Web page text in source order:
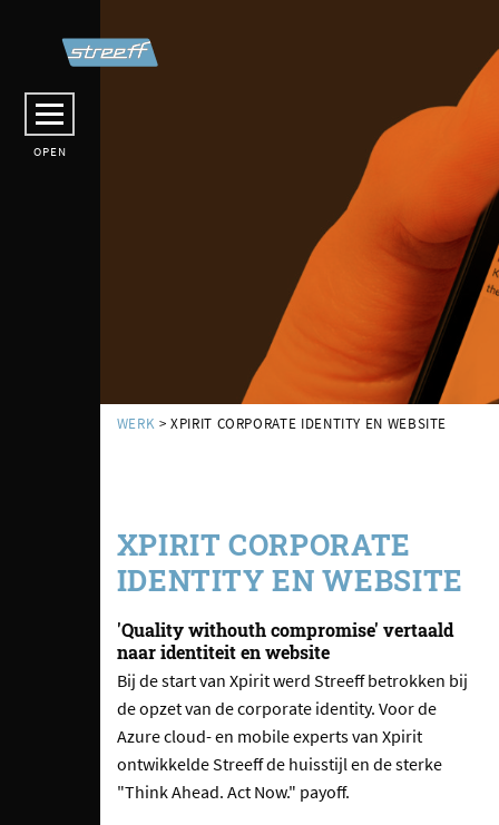
OPEN
WERK > XPIRIT CORPORATE IDENTITY EN WEBSITE
XPIRIT CORPORATE
IDENTITY EN WEBSITE
'Quality withouth compromise' vertaald
naar identiteit en website
Bij de start van Xpirit werd Streeff betrokken bij
de opzet van de corporate identity. Voor de
Azure cloud- en mobile experts van Xpirit
ontwikkelde Streeff de huisstijl en de sterke
"Think Ahead. Act Now." payoff.